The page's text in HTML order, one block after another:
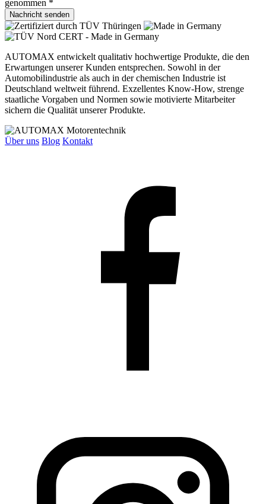
genommen *
Nachricht senden
AUTOMAX entwickelt qualitativ hochwertige Produkte, die den
Erwartungen unserer Kunden entsprechen. Sowohl in der
Automobilindustrie als auch in der chemischen Industrie ist
Deutschland weltweit führend. Exzellentes Know-How, strenge
staatliche Vorgaben und Normen sowie motivierte Mitarbeiter
sichern die Qualität unserer Produkte.
Über uns Blog Kontakt